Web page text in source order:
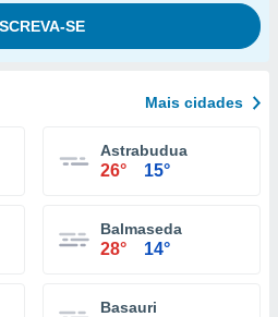
Mais cidades
Astrabudua
26° 15°
Balmaseda
28° 14°
Basauri